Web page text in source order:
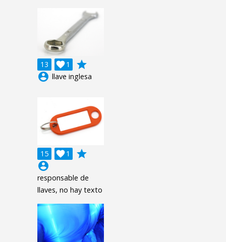
13 1

grade
account_circle llave inglesa
15 1

grade
account_circle
responsable de
llaves, no hay texto